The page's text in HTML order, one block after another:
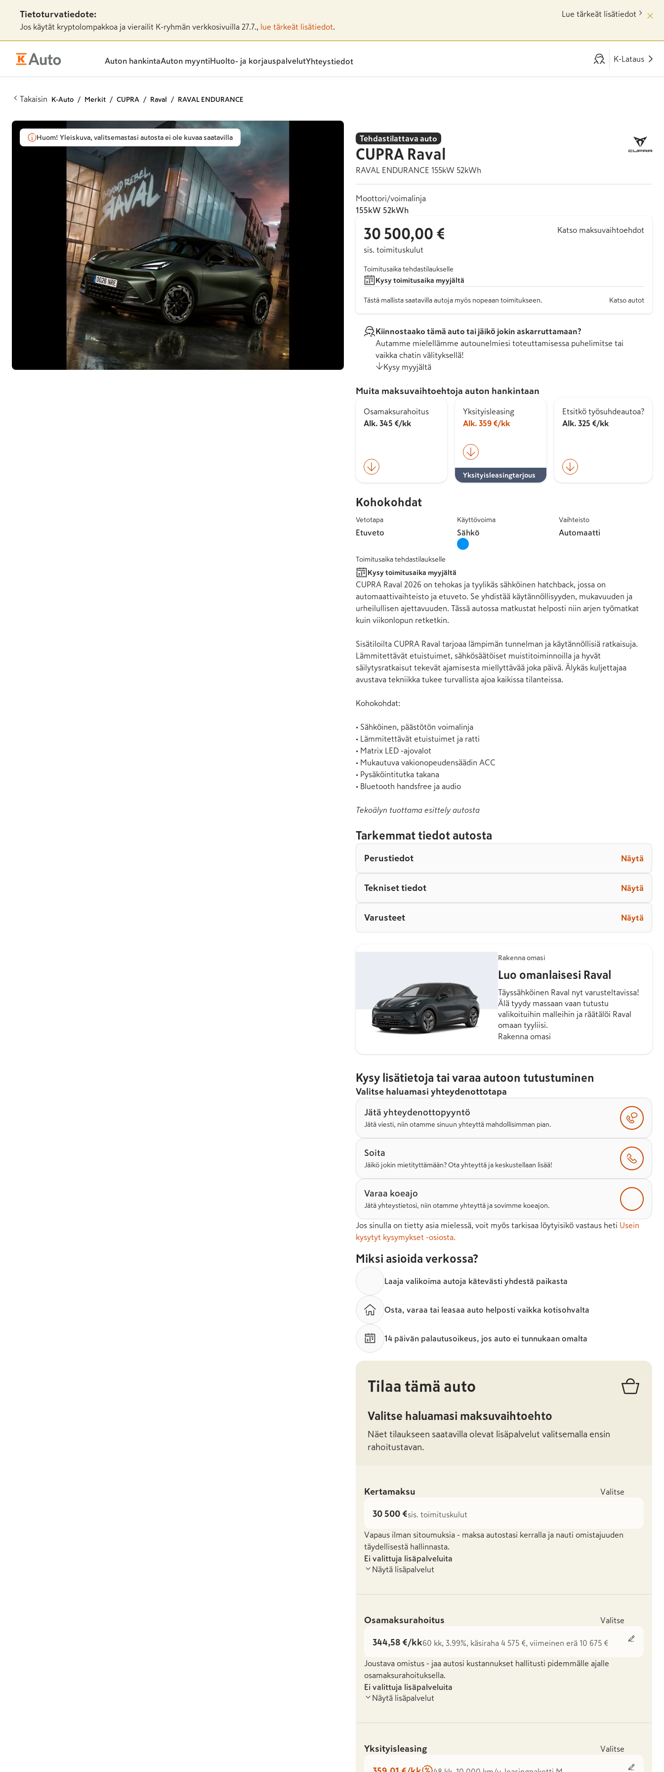
Tietoturvatiedote:
Jos käytät kryptolompakkoa ja vierailit K-ryhmän verkkosivuilla 27.7., lue tärkeät lisätiedot
Lue tärkeät lisätiedot
Auton hankintaAuton myynti Huolto- ja korjauspalvelutYhteystiedot K-Lataus
Takaisin K-Auto Merkit CUPRA Raval RAVAL ENDURANCE
Huom! Yleiskuva, valitsemastasi autosta ei ole kuvaa saatavilla Tehdastilattava auto
CUPRA Raval
RAVAL ENDURANCE 155kW 52kWh
Moottori/voimalinja
155kW 52kWh
30 500,00 €
sis. toimituskulut
Katso maksuvaihtoehdot
Toimitusaika tehdastilaukselle
Kysy toimitusaika myyjältä
Tästä mallista saatavilla autoja myös nopeaan toimitukseen. Katso autot
Kiinnostaako tämä auto tai jäikö jokin askarruttamaan?
Autamme mielellämme autounelmiesi toteuttamisessa puhelimitse tai
vaikka chatin välityksellä!
Kysy myyjältä
Muita maksuvaihtoehtoja auton hankintaan
Osamaksurahoitus
Alk. 345 €/kk
Yksityisleasing
Alk. 359 €/kk
Yksityisleasingtarjous
Etsitkö työsuhdeautoa?
Alk. 325 €/kk
Kohokohdat
Vetotapa
Etuveto
Käyttövoima
Sähkö
Vaihteisto
Automaatti
Toimitusaika tehdastilaukselle
Kysy toimitusaika myyjältä
CUPRA Raval 2026 on tehokas ja tyylikäs sähköinen hatchback, jossa on
automaattivaihteisto ja etuveto. Se yhdistää käytännöllisyyden, mukavuuden ja
urheilullisen ajettavuuden. Tässä autossa matkustat helposti niin arjen työmatkat
kuin viikonlopun retketkin.
Sisätiloilta CUPRA Raval tarjoaa lämpimän tunnelman ja käytännöllisiä ratkaisuja.
Lämmitettävät etuistuimet, sähkösäätöiset muistitoiminnoilla ja hyvät
säilytysratkaisut tekevät ajamisesta miellyttävää joka päivä. Älykäs kuljettajaa
avustava tekniikka tukee turvallista ajoa kaikissa tilanteissa.
Kohokohdat:
• Sähköinen, päästötön voimalinja
• Lämmitettävät etuistuimet ja ratti
• Matrix LED -ajovalot
• Mukautuva vakionopeudensäädin ACC
• Pysäköintitutka takana
• Bluetooth handsfree ja audio
Tekoälyn tuottama esittely autosta
Tarkemmat tiedot autosta
Perustiedot Näytä
Tekniset tiedot Näytä
Varusteet Näytä
Rakenna omasi
Luo omanlaisesi Raval
Täyssähköinen Raval nyt varusteltavissa!
Älä tyydy massaan vaan tutustu
valikoituihin malleihin ja räätälöi Raval
omaan tyyliisi.
Rakenna omasi
Kysy lisätietoja tai varaa autoon tutustuminen
Valitse haluamasi yhteydenottotapa
Jätä yhteydenottopyyntö
Jätä viesti, niin otamme sinuun yhteyttä mahdollisimman pian.
Soita
Jäikö jokin mietityttämään? Ota yhteyttä ja keskustellaan lisää!
Varaa koeajo
Jätä yhteystietosi, niin otamme yhteyttä ja sovimme koeajon.
Jos sinulla on tietty asia mielessä, voit myös tarkisaa löytyisikö vastaus heti Usein
kysytyt kysymykset -osiosta.
Miksi asioida verkossa?
Laaja valikoima autoja kätevästi yhdestä paikasta
Osta, varaa tai leasaa auto helposti vaikka kotisohvalta
14 päivän palautusoikeus, jos auto ei tunnukaan omalta
Tilaa tämä auto
Valitse haluamasi maksuvaihtoehto
Näet tilaukseen saatavilla olevat lisäpalvelut valitsemalla ensin
rahoitustavan.
Kertamaksu Valitse
30 500 €sis. toimituskulut
Vapaus ilman sitoumuksia - maksa autostasi kerralla ja nauti omistajuuden
täydellisestä hallinnasta.
Ei valittuja lisäpalveluita
Näytä lisäpalvelut
Osamaksurahoitus Valitse
344,58 €/kk60 kk, 3.99%, käsiraha 4 575 €, viimeinen erä 10 675 €
Joustava omistus - jaa autosi kustannukset hallitusti pidemmälle ajalle
osamaksurahoituksella.
Ei valittuja lisäpalveluita
Näytä lisäpalvelut
Yksityisleasing Valitse